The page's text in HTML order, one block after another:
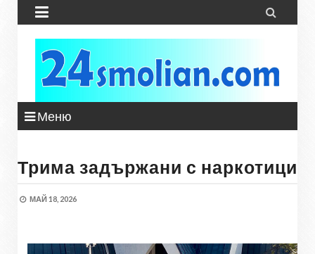
 
Меню
Трима задържани с наркотици
МАЙ 18, 2026